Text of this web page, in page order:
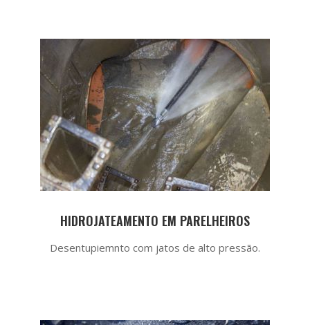
HIDROJATEAMENTO EM PARELHEIROS
Desentupiemnto com jatos de alto pressão.